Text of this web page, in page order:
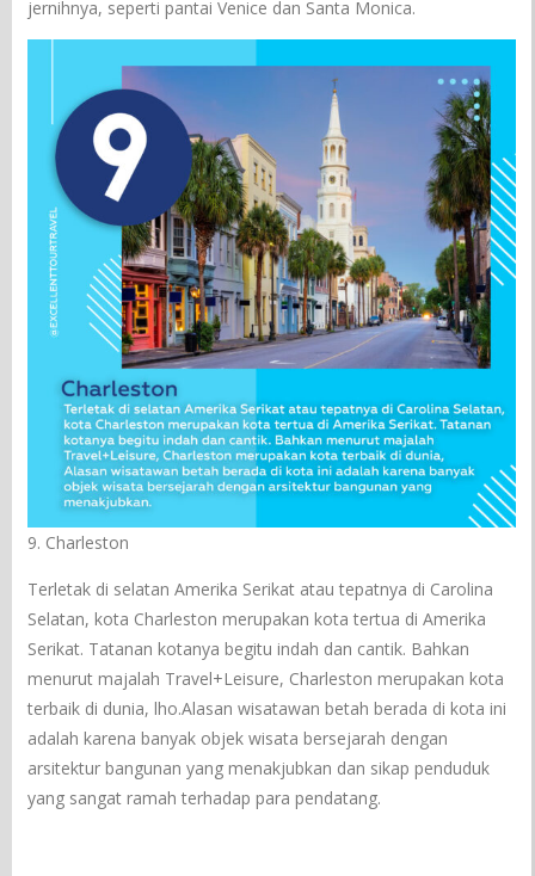
jernihnya, seperti pantai Venice dan Santa Monica.
9. Charleston
Terletak di selatan Amerika Serikat atau tepatnya di Carolina
Selatan, kota Charleston merupakan kota tertua di Amerika
Serikat. Tatanan kotanya begitu indah dan cantik. Bahkan
menurut majalah Travel+Leisure, Charleston merupakan kota
terbaik di dunia, lho.Alasan wisatawan betah berada di kota ini
adalah karena banyak objek wisata bersejarah dengan
arsitektur bangunan yang menakjubkan dan sikap penduduk
yang sangat ramah terhadap para pendatang.